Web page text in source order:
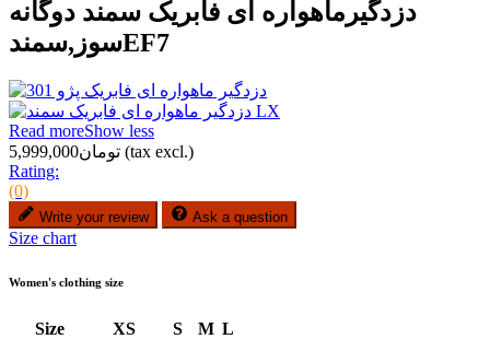
دزدگیرماهواره ای فابریک سمند دوگانه
سوز,سمندEF7
Read moreShow less
تومان5,999,000 (tax excl.)
Rating:
(0)
Write your review Ask a question
Size chart
Women's clothing size
Size XS S M L